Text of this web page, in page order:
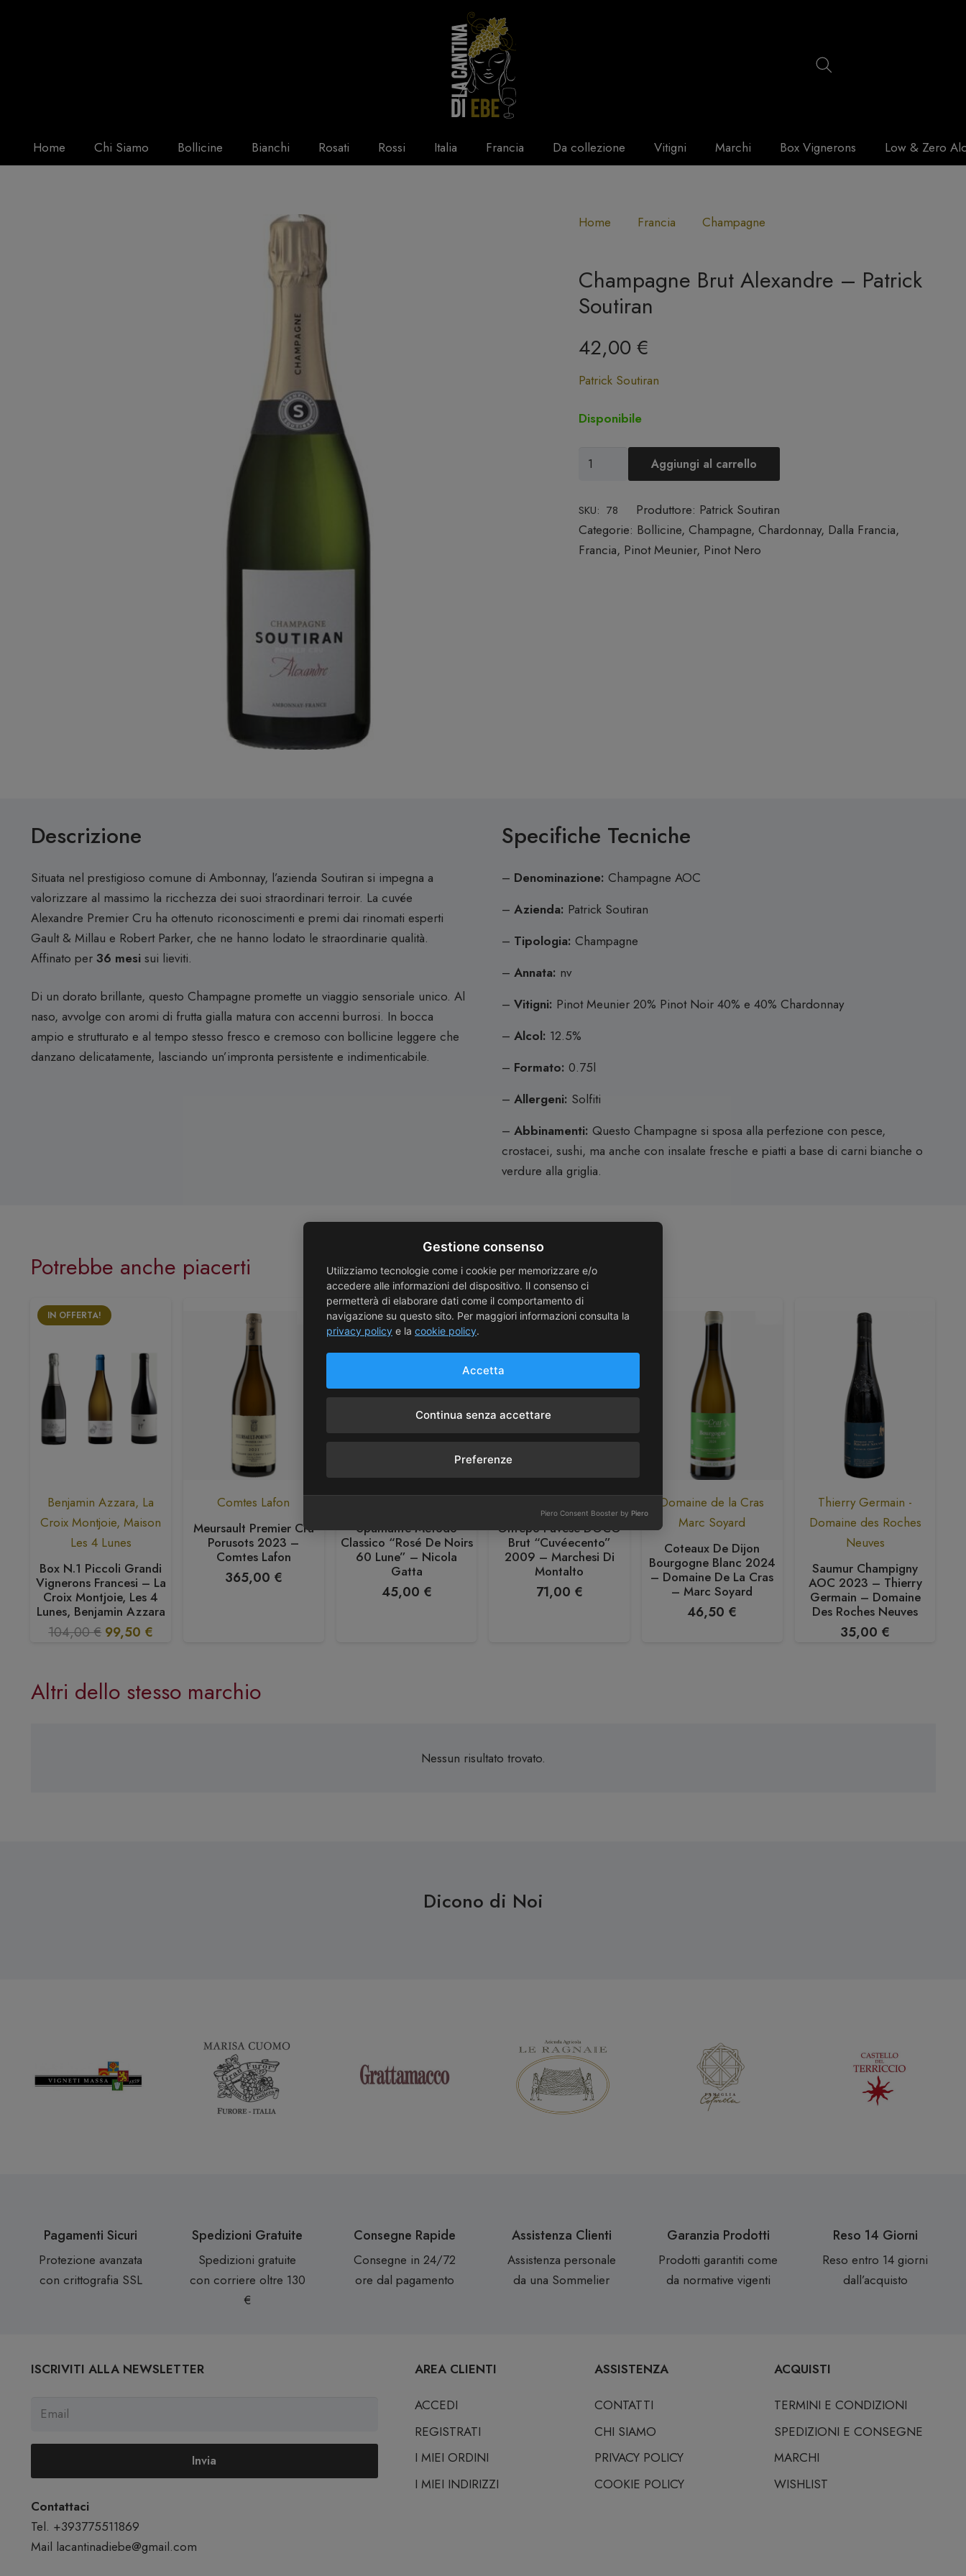
Home Chi Siamo Bollicine Bianchi Rosati Rossi Italia Francia Da collezione Vitigni Marchi Box Vignerons Low & Zero
Home Francia Champagne
Champagne Brut Alexandre – Patrick
Soutiran
42,00€
Patrick Soutiran
Disponibile
Champagne
-
Patrick
Soutiran
Aggiungi al carrello
SKU: 78 Produttore: Patrick Soutiran
Categorie: Bollicine, Champagne, Chardonnay, Dalla Francia,
Francia, Pinot Meunier, Pinot Nero
Descrizione
Situata nel prestigioso comune di Ambonnay, l’azienda Soutiran si impegna a
valorizzare al massimo la ricchezza dei suoi straordinari terroir. La cuvée
Alexandre Premier Cru ha ottenuto riconoscimenti e premi dai rinomati esperti
Gault & Millau e Robert Parker, che ne hanno lodato le straordinarie qualità.
Affinato per36 mesisui lieviti.
Di un dorato brillante, questo Champagne promette un viaggio sensoriale unico. Al
naso, avvolge con aromi di frutta gialla matura con accenni burrosi. In bocca
ampio e strutturato e al tempo stesso fresco e cremoso con bollicine leggere che
danzano delicatamente, lasciando un’impronta persistente e indimenticabile.
Specifiche Tecniche
– Denominazione: Champagne AOC
– Azienda: Patrick Soutiran
– Tipologia: Champagne
– Annata: nv
– Vitigni: Pinot Meunier 20% Pinot Noir 40% e 40% Chardonnay
– Alcol: 12.5%
– Formato: 0.75l
– Allergeni: Solfiti
– Abbinamenti: Questo Champagne si sposa alla perfezione con pesce,
crostacei, sushi, ma anche con insalate fresche e piatti a base di carni bianche o
verdure alla griglia.
Potrebbe anche piacerti
IN OFFERTA!
Benjamin Azzara, La
Croix Montjoie,Maison
Les 4 Lunes
Box N.1 Piccoli Grandi
Vignerons Francesi – La
Croix Montjoie, Les 4
Lunes, Benjamin Azzara
104,00€ Il
era:
99,50 €
è:
Comtes Lafon
Meursault Premier Cru
Porusots 2023 –
Comtes Lafon
365,00 €
Spumante Metodo
Classico “Rosé De Noirs
60 Lune” – Nicola
Gatta
45,00 €
Oltrepò Pavese DOCG
Brut “Cuvéecento”
2009 – Marchesi Di
Montalto
71,00 €
Domaine de la Cras
Marc Soyard
Coteaux De Dijon
Bourgogne Blanc 2024
– Domaine De La Cras
– Marc Soyard
46,50 €
Thierry Germain -
Domaine des Roches
Neuves
Saumur Champigny
AOC 2023 – Thierry
Germain – Domaine
Des Roches Neuves
35,00 €
Altri dello stesso marchio
Nessun risultato trovato.
Dicono di Noi
Pagamenti Sicuri
Protezione avanzata
con crittografia SSL
Spedizioni Gratuite
Spedizioni gratuite
con corriere oltre 130
€
Consegne Rapide
Consegne in 24/72
ore dal pagamento
Assistenza Clienti
Assistenza personale
da una Sommelier
Garanzia Prodotti
Prodotti garantiti come
da normative vigenti
Reso 14 Giorni
Reso entro 14 giorni
dall’acquisto
ISCRIVITI ALLA NEWSLETTER
Invia
Contattaci
Tel. +393775511869
Mail lacantinadiebe@gmail.com
AREA CLIENTI
ACCEDI
REGISTRATI
I MIEI ORDINI
I MIEI INDIRIZZI
ASSISTENZA
CONTATTI
CHI SIAMO
PRIVACY POLICY
COOKIE POLICY
ACQUISTI
TERMINI E CONDIZIONI
SPEDIZIONI E CONSEGNE
MARCHI
WISHLIST
Gestione consenso
Utilizziamo tecnologie come i cookie per memorizzare e/o
accedere alle informazioni del dispositivo. Il consenso ci
permetterà di elaborare dati come il comportamento di
navigazione su questo sito. Per maggiori informazioni consulta la
privacy policy e la cookie policy.
Accetta
Continua senza accettare
Preferenze
Piero Consent Booster by Piero